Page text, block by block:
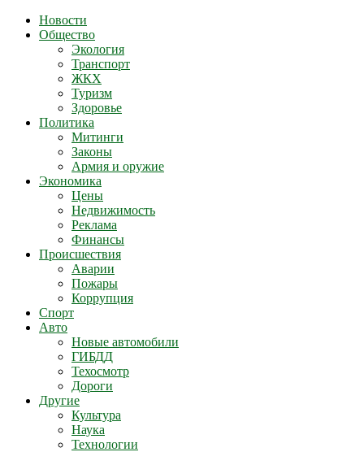
Новости
Общество
Экология
Транспорт
ЖКХ
Туризм
Здоровье
Политика
Митинги
Законы
Армия и оружие
Экономика
Цены
Недвижимость
Реклама
Финансы
Происшествия
Аварии
Пожары
Коррупция
Спорт
Авто
Новые автомобили
ГИБДД
Техосмотр
Дороги
Другие
Культура
Наука
Технологии